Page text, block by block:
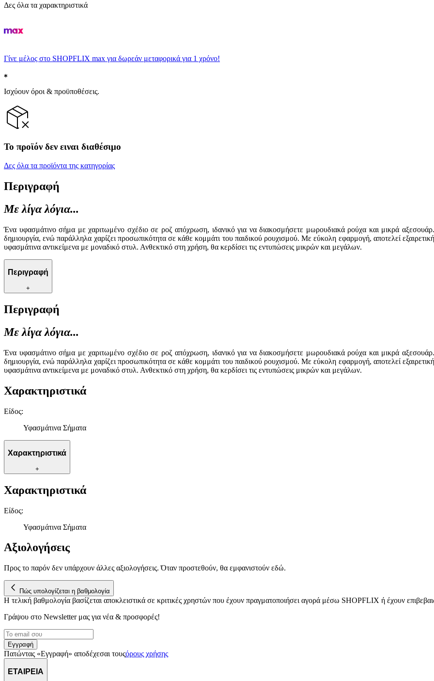
Δες όλα τα χαρακτηριστικά
Γίνε μέλος στο SHOPFLIX max για δωρεάν μεταφορικά για 1 χρόνο!
Ισχύουν όροι & προϋποθέσεις.
Το προϊόν δεν ειναι διαθέσιμο
Δες όλα τα προϊόντα της κατηγορίας
Περιγραφή
Με λίγα λόγια...
Ένα υφασμάτινο σήμα με χαριτωμένο σχέδιο σε ροζ απόχρωση, ιδανικό για να διακοσμήσετε μωρουδιακά ρούχα και μικρά αξεσουάρ.
δημιουργία, ενώ παράλληλα χαρίζει προσωπικότητα σε κάθε κομμάτι του παιδικού ρουχισμού. Με εύκολη εφαρμογή, αποτελεί
υφασμάτινα αντικείμενα με μοναδικό στυλ. Ανθεκτικό στη χρήση, θα κερδίσει τις εντυπώσεις μικρών και μεγάλων.
Περιγραφή
+
Περιγραφή
Με λίγα λόγια...
Ένα υφασμάτινο σήμα με χαριτωμένο σχέδιο σε ροζ απόχρωση, ιδανικό για να διακοσμήσετε μωρουδιακά ρούχα και μικρά αξεσουάρ.
δημιουργία, ενώ παράλληλα χαρίζει προσωπικότητα σε κάθε κομμάτι του παιδικού ρουχισμού. Με εύκολη εφαρμογή, αποτελεί
υφασμάτινα αντικείμενα με μοναδικό στυλ. Ανθεκτικό στη χρήση, θα κερδίσει τις εντυπώσεις μικρών και μεγάλων.
Χαρακτηριστικά
Είδος:
Υφασμάτινα Σήματα
Χαρακτηριστικά
+
Χαρακτηριστικά
Είδος:
Υφασμάτινα Σήματα
Αξιολογήσεις
Προς το παρόν δεν υπάρχουν άλλες αξιολογήσεις. Όταν προστεθούν, θα εμφανιστούν εδώ.
Πώς υπολογίζεται η βαθμολογία
Η τελική βαθμολογία βασίζεται αποκλειστικά σε κριτικές χρηστών που έχουν πραγματοποιήσει αγορά μέσω SHOPFLIX ή έχουν
Γράψου στο Νewsletter μας για νέα & προσφορές!
Εγγραφή
Πατώντας «Εγγραφή» αποδέχεσαι τουςόρους χρήσης
ΕΤΑΙΡΕΙΑ